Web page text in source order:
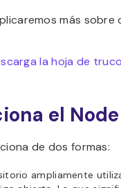
más
la hoja de
el
de dos formas:
ampliamente